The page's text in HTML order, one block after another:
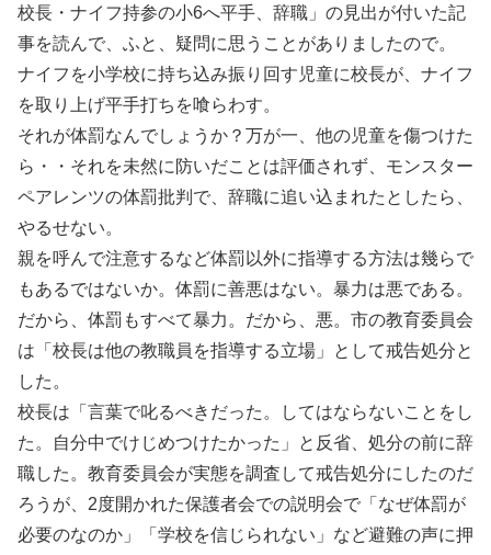
校長・ナイフ持参の小6へ平手、辞職」の見出が付いた記
事を読んで、ふと、疑問に思うことがありましたので。
ナイフを小学校に持ち込み振り回す児童に校長が、ナイフ
を取り上げ平手打ちを喰らわす。
それが体罰なんでしょうか？万が一、他の児童を傷つけた
ら・・それを未然に防いだことは評価されず、モンスター
ペアレンツの体罰批判で、辞職に追い込まれたとしたら、
やるせない。
親を呼んで注意するなど体罰以外に指導する方法は幾らで
もあるではないか。体罰に善悪はない。暴力は悪である。
だから、体罰もすべて暴力。だから、悪。市の教育委員会
は「校長は他の教職員を指導する立場」として戒告処分と
した。
校長は「言葉で叱るべきだった。してはならないことをし
た。自分中でけじめつけたかった」と反省、処分の前に辞
職した。教育委員会が実態を調査して戒告処分にしたのだ
ろうが、2度開かれた保護者会での説明会で「なぜ体罰が
必要のなのか」「学校を信じられない」など避難の声に押